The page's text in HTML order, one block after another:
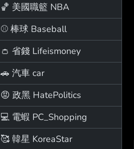
🏀 美國職籃 NBA
⚾ 棒球 Baseball
👛 省錢 Lifeismoney
🚗 汽車 car
😡 政黑 HatePolitics
💻 電蝦 PC_Shopping
🥰 韓星 KoreaStar